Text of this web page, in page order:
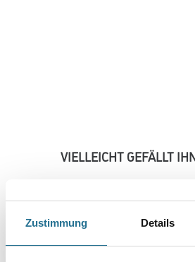
Zustimmung Details
VIELLEICHT GEFÄLLT